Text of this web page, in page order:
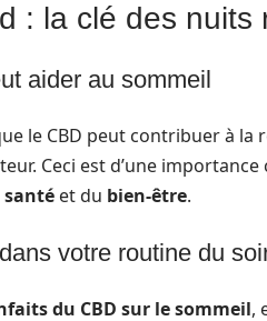
: la clé des nuits
aider au sommeil
le CBD peut contribuer à
Ceci est d’une importance
santé et du bien-être.
votre routine du
du CBD sur le sommeil,